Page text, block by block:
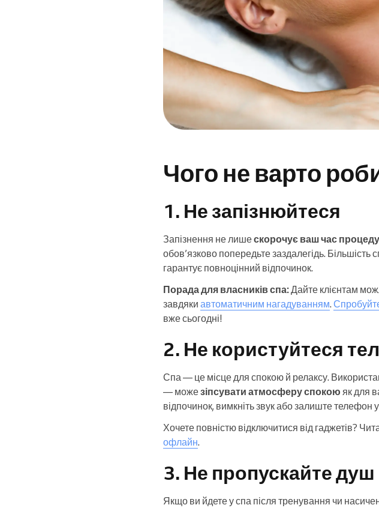
Чого не варто
1. Не запізнюйтеся
Запізнення не лишескорочує ваш час
обов’язково попередьте заздалегідь. Більшість
гарантує повноцінний відпочинок.
Порада для власників спа:Дайте клієнтам
завдяки автоматичним нагадуванням.
вже сьогодні!
2. Не користуйтеся
Спа — це місце для спокою й релаксу.
— можезіпсувати атмосферу спокою як для
відпочинок, вимкніть звук або залиште телефон
Хочете повністю відключитися від гаджетів?
офлайн.
3. Не пропускайте душ
Якщо ви йдете у спа після тренування чи